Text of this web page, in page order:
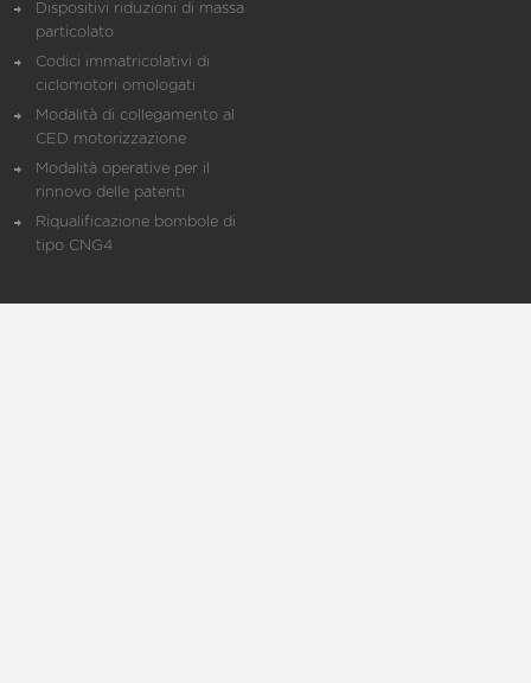
Dispositivi riduzioni di massa
particolato
Codici immatricolativi di
ciclomotori omologati
Modalità di collegamento al
CED motorizzazione
Modalità operative per il
rinnovo delle patenti
Riqualificazione bombole di
tipo CNG4